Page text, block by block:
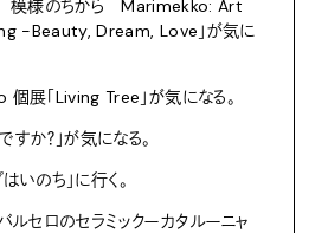
展 模様のちから Marimekko: Art
-Beauty, Dream, Love」が気に
展「Living Tree」が気になる。
すか？」が気になる。
いのち」に行く。
バルセロのセラミックーカタルーニャ